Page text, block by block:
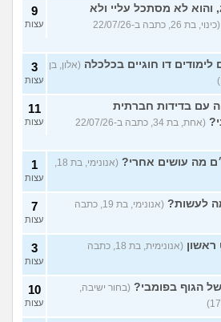
והוא לא מסתכל עליי ולא
(כינוי, בת 26, כתבה ב-22/07/26
9
עצות
דו חוגיים בכלכלה (אלון, בן
3
עצות
עם בדידות חברתית
(אחת, בת 34, כתבה ב-22/07/26
11
עצות
מה עושים אחרי?
(אנונימי, בת 18,
1
עצות
לעשות?
(אנונימי, בת 19, כתבה
7
עצות
ראשון
(אנונימית, בת 18, כתבה
3
עצות
הגוף בפומבי? (בחור ישיבה,
10
עצות